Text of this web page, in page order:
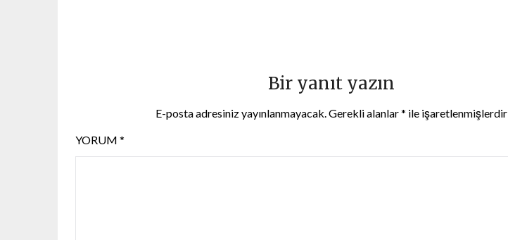
Bir yanıt yazın
E-posta adresiniz yayınlanmayacak.Gerekli alanlar* ile işaretlenmişlerdir
YORUM *